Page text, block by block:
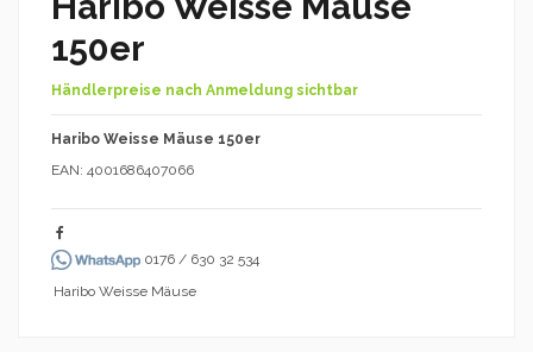
150er
Händlerpreise nach Anmeldung sichtbar
Haribo Weisse Mäuse 150er
EAN: 4001686407066
0176 / 630 32 534
Haribo Weisse Mäuse